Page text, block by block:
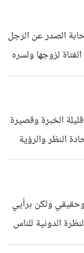
الحق عليك
الي بتصل
والطيب
الصدر عن الرجل
لزوجها ولسره
الطيبة دون ان
فنعم سوف يكون الببت اسطورة
والرجل سند لها وهي سند له لا تقل عنه شيء حياة طيبه وكريمة
الخبرة وقصيرة
النظر والرؤية
الضحية ولكن
الركيك
ولكن برأيي
الدونية للناس
ان هناك